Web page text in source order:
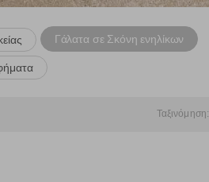
Γάλατα σε Σκόνη ενηλίκων
Ταξινόμηση: